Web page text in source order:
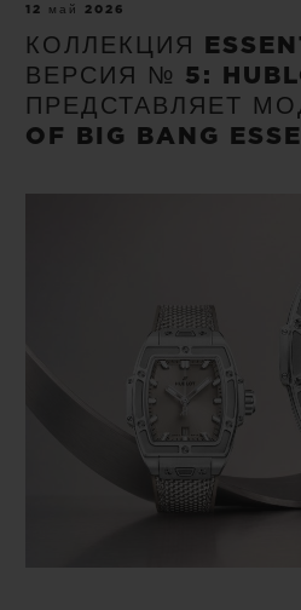
12 май 2026
КОЛЛЕКЦИЯ
ВЕРСИЯ № 5:
ПРЕДСТАВЛЯЕТ
OF BIG BANG
ЭКСКЛЮЗИВНЫЕ УСЛУГИ
ГАРАНТИЯ 5+5